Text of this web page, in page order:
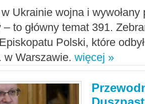
Ukrainie wojna i
– to główny temat 391.
Polski, które
w Warszawie. więcej »